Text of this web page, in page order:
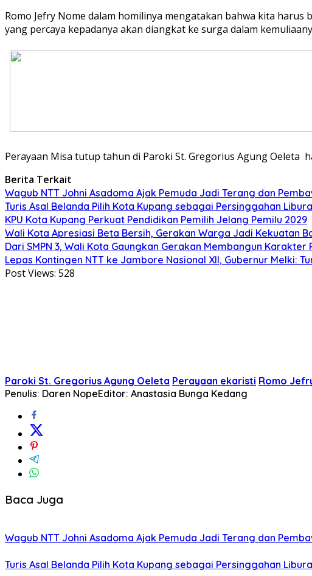
Romo Jefry Nome dalam homilinya mengatakan bahwa kita
yang percaya kepadanya akan diangkat ke surga dalam
Perayaan Misa tutup tahun di Paroki St. Gregorius Agung Oeleta
Berita Terkait
Wagub NTT Johni Asadoma Ajak Pemuda Jadi Terang dan
Turis Asal Belanda Pilih Kota Kupang sebagai Persinggahan
KPU Kota Kupang Perkuat Pendidikan Pemilih Jelang Pemilu 2029
Wali Kota Apresiasi Beta Bersih, Gerakan Warga Jadi Kekuatan
Dari SMPN 3, Wali Kota Gaungkan Gerakan Membangun Karakter
Lepas Kontingen NTT ke Jambore Nasional XII, Gubernur Melki:
Post Views: 528
Paroki St. Gregorius Agung Oeleta Perayaan ekaristi Romo
Penulis: Daren NopeEditor: Anastasia Bunga Kedang
Baca Juga
Wagub NTT Johni Asadoma Ajak Pemuda Jadi Terang dan
Turis Asal Belanda Pilih Kota Kupang sebagai Persinggahan